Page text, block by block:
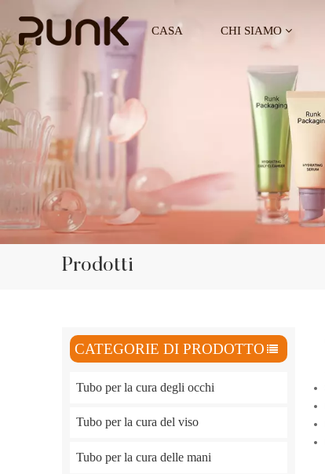
CASA CHI SIAMO
Prodotti
CATEGORIE DI PRODOTTO
Tubo per la cura degli occhi
Tubo per la cura del viso
Tubo per la cura delle mani